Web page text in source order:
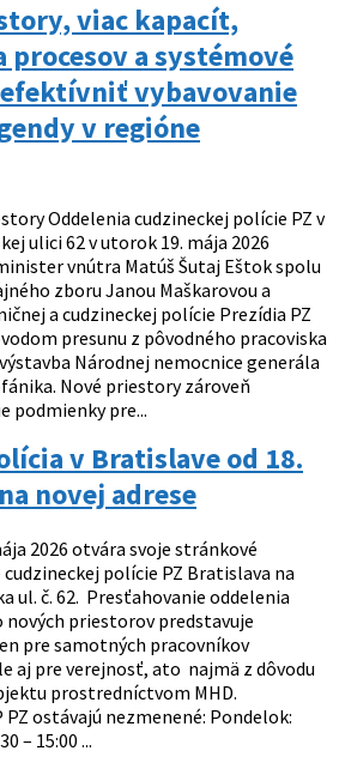
viac kapacít,
a systémové
vybavovanie
v regióne
Oddelenia cudzineckej polície PZ v
ulici 62 v utorok 19. mája 2026
vnútra Matúš Šutaj Eštok spolu
zboru Janou Maškarovou a
a cudzineckej polície Prezídia PZ
presunu z pôvodného pracoviska
Národnej nemocnice generála
Nové priestory zároveň
podmienky pre...
v Bratislave od 18.
novej adrese
2026 otvára svoje stránkové
polície PZ Bratislava na
ul. č. 62. Presťahovanie oddelenia
nových priestorov predstavuje
pre samotných pracovníkov
aj pre verejnosť, ato najmä z dôvodu
prostredníctvom MHD.
PZ ostávajú nezmenené: Pondelok:
– 15:00 ...